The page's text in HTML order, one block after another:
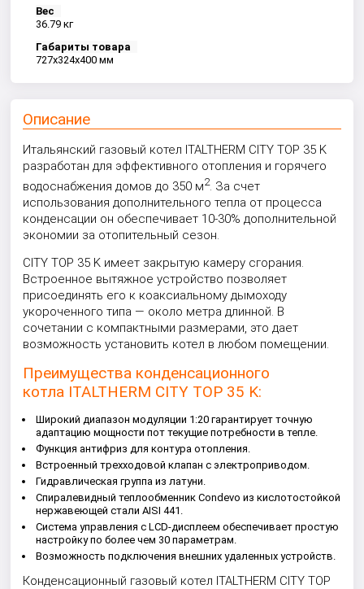
Вес
36.79 кг
Габариты товара
727x324x400 мм
Описание
Итальянский газовый котел ITALTHERM CITY TOP 35 K
разработан для эффективного отопления и горячего
водоснабжения домов до 350 м2. За счет
использования дополнительного тепла от процесса
конденсации он обеспечивает 10-30% дополнительной
экономии за отопительный сезон.
CITY TOP 35 K имеет закрытую камеру сгорания.
Встроенное вытяжное устройство позволяет
присоединять его к коаксиальному дымоходу
укороченного типа — около метра длинной. В
сочетании с компактными размерами, это дает
возможность установить котел в любом помещении.
Преимущества конденсационного
котла ITALTHERM CITY TOP 35 K:
Широкий диапазон модуляции 1:20 гарантирует точную
адаптацию мощности пот текущие потребности в тепле.
Функция антифриз для контура отопления.
Встроенный трехходовой клапан с электроприводом.
Гидравлическая группа из латуни.
Спиралевидный теплообменник Condevo из кислотостойкой
нержавеющей стали AISI 441.
Система управления с LCD-дисплеем обеспечивает простую
настройку по более чем 30 параметрам.
Возможность подключения внешних удаленных устройств.
Конденсационный газовый котел ITALTHERM CITY TOP